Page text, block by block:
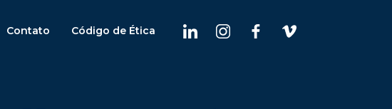
Contato Código de Ética